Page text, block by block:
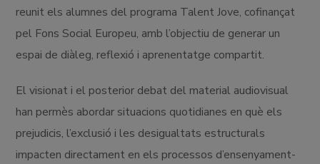
reunit els alumnes del programa Talent Jove, cofinançat
pel Fons Social Europeu, amb l’objectiu de generar un
espai de diàleg, reflexió i aprenentatge compartit.
El visionat i el posterior debat del material audiovisual
han permès abordar situacions quotidianes en què els
prejudicis, l’exclusió i les desigualtats estructurals
impacten directament en els processos d’ensenyament-